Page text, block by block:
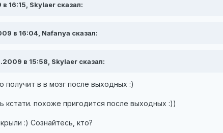
16:15, Skylaer сказал:
в 16:04, Nafanya сказал:
в 15:58, Skylaer сказал:
получит в в мозг после выходных :)
кстати. похоже пригодится после выходных :))
:) Сознайтесь, кто?